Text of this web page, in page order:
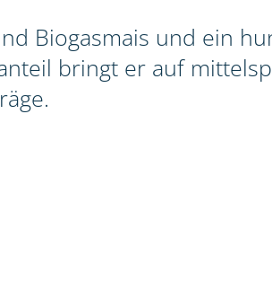
Biogasmais und ein
bringt er auf